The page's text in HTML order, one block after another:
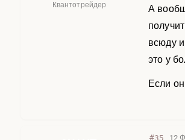
Квантотрейдер
А
всюду
это у
Если
#35 12